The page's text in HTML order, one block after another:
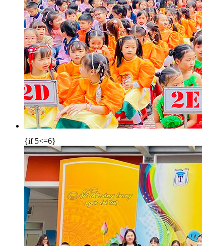
{if 5<=6}